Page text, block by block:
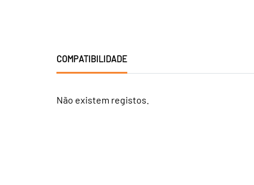
COMPATIBILIDADE
Não existem registos.